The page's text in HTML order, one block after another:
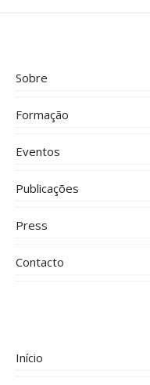
Sobre
Formação
Eventos
Publicações
Press
Contacto
Início